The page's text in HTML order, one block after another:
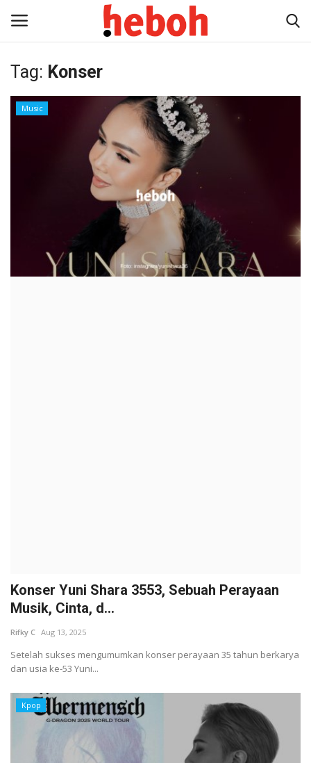
Home
Tag: Konser
Music
Konser Yuni Shara 3553, Sebuah Perayaan
Musik, Cinta, d...
Rifky C Aug 13, 2025
Setelah sukses mengumumkan konser perayaan 35 tahun berkarya
dan usia ke-53 Yuni...
Kpop